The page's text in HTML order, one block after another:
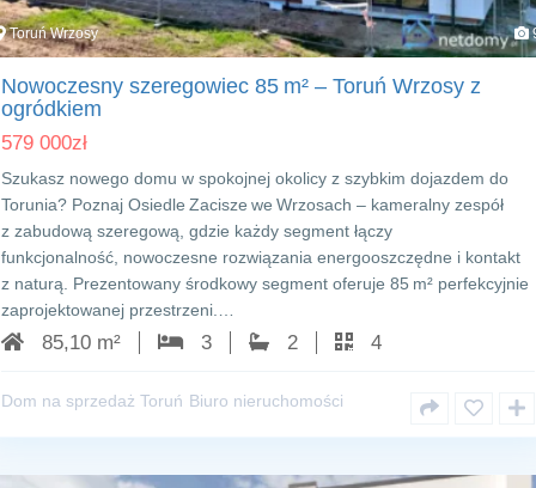
Toruń Wrzosy
Nowoczesny szeregowiec 85 m² – Toruń Wrzosy z
ogródkiem
579 000zł
Szukasz nowego domu w spokojnej okolicy z szybkim dojazdem do
Torunia? Poznaj Osiedle Zacisze we Wrzosach – kameralny zespół
z zabudową szeregową, gdzie każdy segment łączy
funkcjonalność, nowoczesne rozwiązania energooszczędne i kontakt
z naturą. Prezentowany środkowy segment oferuje 85 m² perfekcyjnie
zaprojektowanej przestrzeni.…
85,10 m² 3 2 4
Dom na sprzedaż Toruń Biuro nieruchomości